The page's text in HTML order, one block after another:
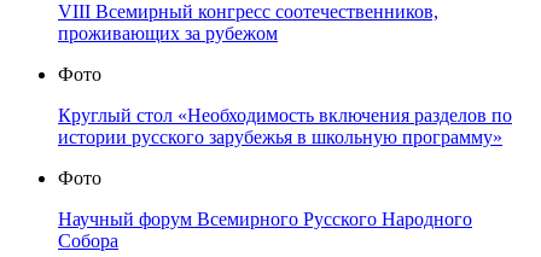
VIII Всемирный конгресс соотечественников,
проживающих за рубежом
Фото
Круглый стол «Необходимость включения разделов по
истории русского зарубежья в школьную программу»
Фото
Научный форум Всемирного Русского Народного
Собора